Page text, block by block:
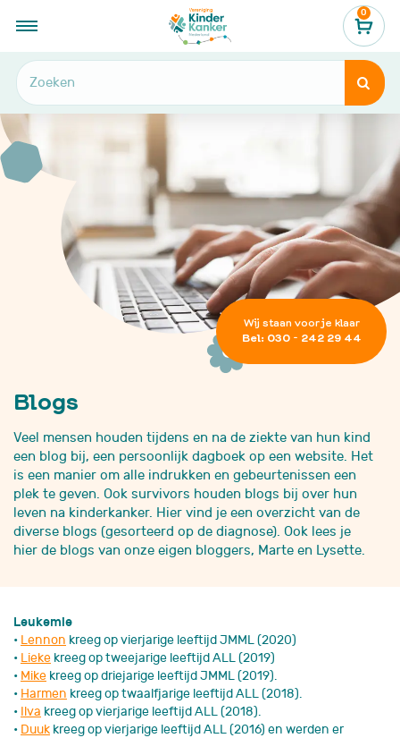
0

Blogs
Wij staan voor je klaar
Bel: 030 - 242 29 44
Blogs
Veel mensen houden tijdens en na de ziekte van hun kind
een blog bij, een persoonlijk dagboek op een website. Het
is een manier om alle indrukken en gebeurtenissen een
plek te geven. Ook survivors houden blogs bij over hun
leven na kinderkanker. Hier vind je een overzicht van de
diverse blogs (gesorteerd op de diagnose). Ook lees je
hier de blogs van onze eigen bloggers, Marte en Lysette.
Leukemie
• Lennon kreeg op vierjarige leeftijd JMML (2020)
• Lieke kreeg op tweejarige leeftijd ALL (2019)
• Mike kreeg op driejarige leeftijd JMML (2019).
• Harmen kreeg op twaalfjarige leeftijd ALL (2018).
• Ilva kreeg op vierjarige leeftijd ALL (2018).
• Duuk kreeg op vierjarige leeftijd ALL (2016) en werden er